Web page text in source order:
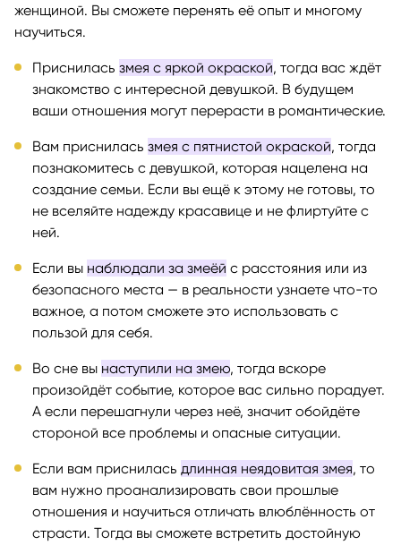
женщиной. Вы сможете перенять её опыт и многому
научиться.
Приснилась змея с яркой окраской, тогда вас ждёт
знакомство с интересной девушкой. В будущем
ваши отношения могут перерасти в романтические.
Вам приснилась змея с пятнистой окраской, тогда
познакомитесь с девушкой, которая нацелена на
создание семьи. Если вы ещё к этому не готовы, то
не вселяйте надежду красавице и не флиртуйте с
ней.
Если вы наблюдали за змеёй с расстояния или из
безопасного места — в реальности узнаете что-то
важное, а потом сможете это использовать с
пользой для себя.
Во сне вы наступили на змею, тогда вскоре
произойдёт событие, которое вас сильно порадует.
А если перешагнули через неё, значит обойдёте
стороной все проблемы и опасные ситуации.
Если вам приснилась длинная неядовитая змея, то
вам нужно проанализировать свои прошлые
отношения и научиться отличать влюблённость от
страсти. Тогда вы сможете встретить достойную